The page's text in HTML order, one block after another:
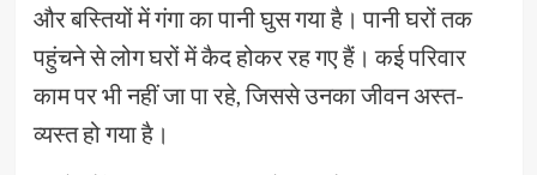
और बस्तियों में गंगा का पानी घुस गया है। पानी घरों तक
पहुंचने से लोग घरों में कैद होकर रह गए हैं। कई परिवार
काम पर भी नहीं जा पा रहे, जिससे उनका जीवन अस्त-
व्यस्त हो गया है।